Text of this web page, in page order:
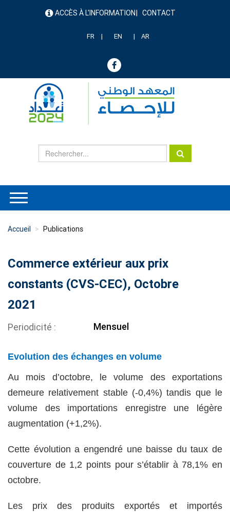
menu ACCÈS À L'INFORMATION CONTACT
FR EN AR
Accueil Publications
Commerce extérieur aux prix
constants (CVS-CEC), Octobre
2021
Periodicité Mensuel
Evolution des échanges en volume
Au mois d’octobre, le volume des exportations
demeure relativement stable (-0,4%) tandis que le
volume des importations enregistre une légère
augmentation (+1,2%).
Cette évolution a engendré une baisse du taux de
couverture de 1,2 points pour s’établir à 78,1% en
octobre.
Les prix des produits exportés et importés